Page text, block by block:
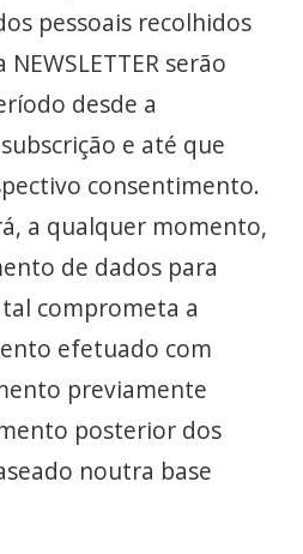
pessoais recolhidos
serão
desde a
e até que
consentimento.
a qualquer momento,
de dados para
comprometa a
efetuado com
previamente
posterior dos
noutra base